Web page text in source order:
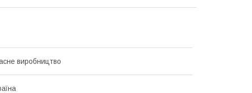
виробництво